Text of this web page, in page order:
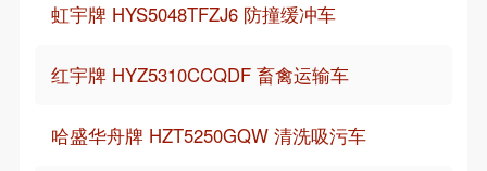
虹宇牌 HYS5048TFZJ6 防撞缓冲车
红宇牌 HYZ5310CCQDF 畜禽运输车
哈盛华舟牌 HZT5250GQW 清洗吸污车